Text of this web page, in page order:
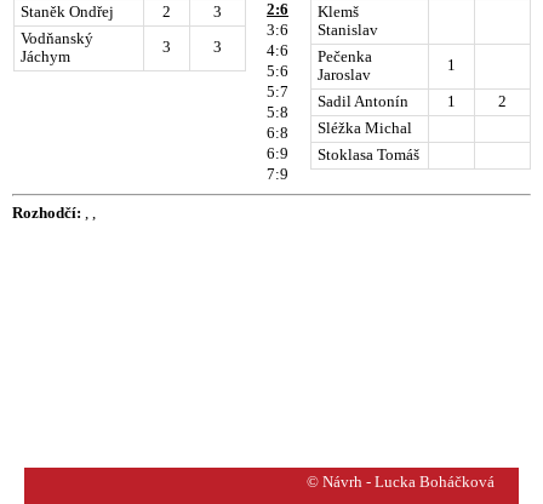
Staněk Ondřej
2
3
Vodňanský
Jáchym
3 3
2:6
3:6
4:6
5:6
5:7
5:8
6:8
6:9
7:9
Klemš
Stanislav
Pečenka
Jaroslav
1
Sadil Antonín 1
2
Sléžka Michal
Stoklasa Tomáš
Rozhodčí:
© Návrh - Lucka Boháčková